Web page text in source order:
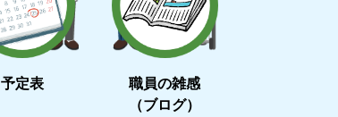
予定表
職員の雑感
（ブログ）